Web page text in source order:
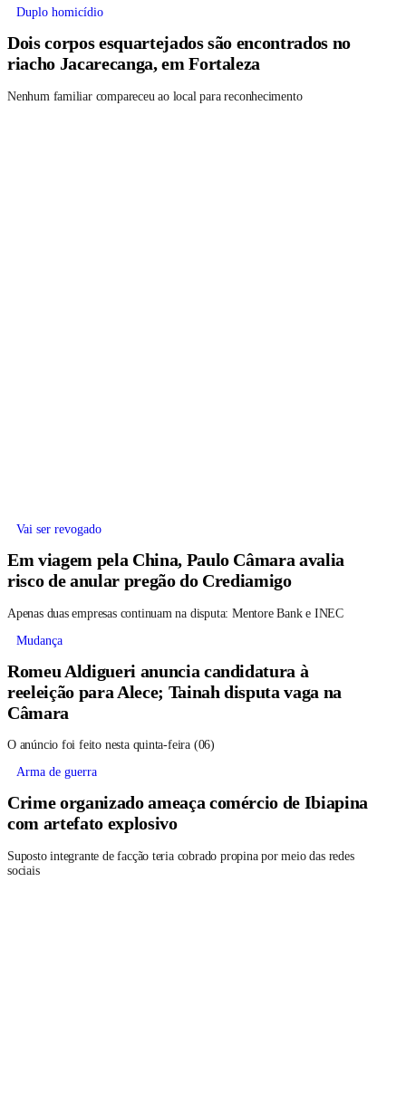
Duplo homicídio
Dois corpos esquartejados são encontrados no
riacho Jacarecanga, em Fortaleza
Nenhum familiar compareceu ao local para reconhecimento
Vai ser revogado
Em viagem pela China, Paulo Câmara avalia
risco de anular pregão do Crediamigo
Apenas duas empresas continuam na disputa: Mentore Bank e INEC
Mudança
Romeu Aldigueri anuncia candidatura à
reeleição para Alece; Tainah disputa vaga na
Câmara
O anúncio foi feito nesta quinta-feira (06)
Arma de guerra
Crime organizado ameaça comércio de Ibiapina
com artefato explosivo
Suposto integrante de facção teria cobrado propina por meio das redes
sociais